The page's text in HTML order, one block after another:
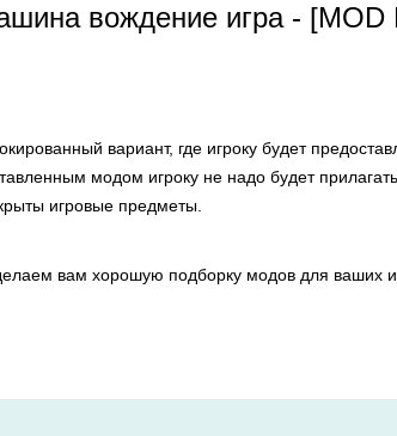
вождение игра - [MOD
вариант, где игроку будет
модом игроку не надо будет
игровые предметы.
вам хорошую подборку модов для ваших